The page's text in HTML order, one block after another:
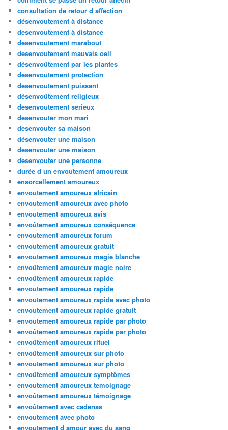
consultation de retour d affection
désenvoutement à distance
desenvoutement à distance
desenvoutement marabout
desenvoutement mauvais oeil
désenvoûtement par les plantes
desenvoutement protection
desenvoutement puissant
désenvoûtement religieux
desenvoutement serieux
desenvouter mon mari
desenvouter sa maison
désenvouter une maison
desenvouter une maison
desenvouter une personne
durée d un envoutement amoureux
ensorcellement amoureux
envoutement amoureux africain
envoutement amoureux avec photo
envoutement amoureux avis
envoûtement amoureux conséquence
envoutement amoureux forum
envoutement amoureux gratuit
envoutement amoureux magie blanche
envoûtement amoureux magie noire
envoûtement amoureux rapide
envoutement amoureux rapide
envoutement amoureux rapide avec photo
envoutement amoureux rapide gratuit
envoutement amoureux rapide par photo
envoûtement amoureux rapide par photo
envoûtement amoureux rituel
envoûtement amoureux sur photo
envoutement amoureux sur photo
envoûtement amoureux symptômes
envoutement amoureux temoignage
envoûtement amoureux témoignage
envoûtement avec cadenas
envoutement avec photo
envoutement d amour avec du sang